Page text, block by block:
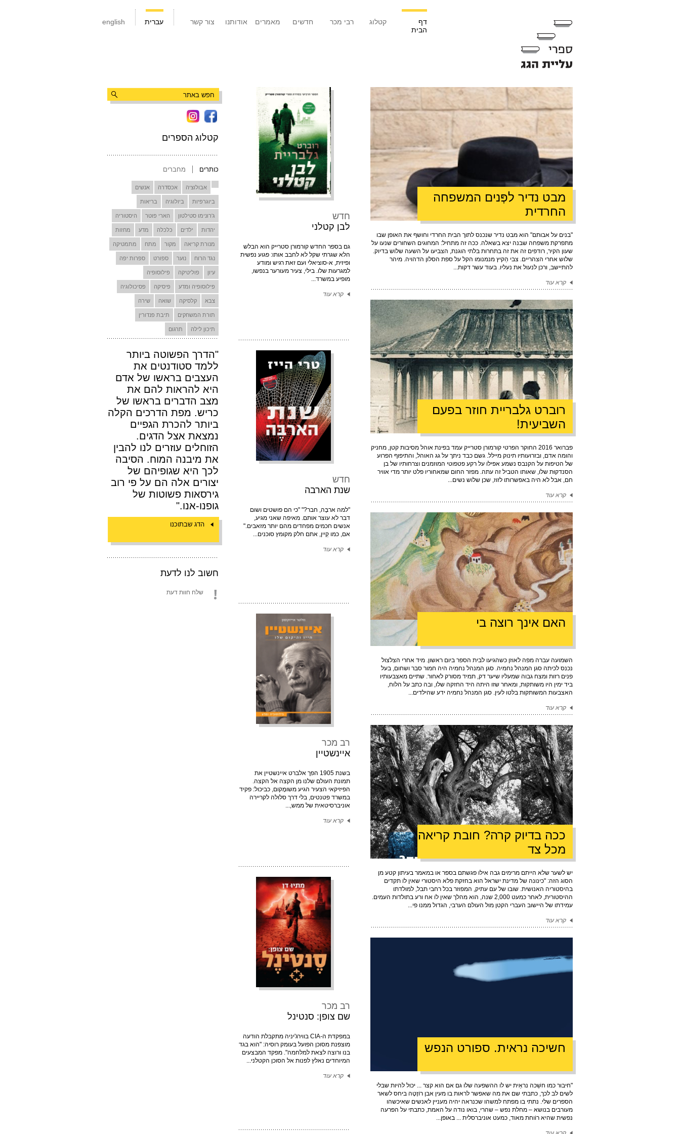
english עברית צור קשר אודותנו מאמרים חדשים רבי מכר קטלוג
דף
הבית
קטלוג הספרים
כותרים מחברים
אבולוציה אכסדרה אנשים
ביוגרפיות ביולוגיה בריאות
ג'רונימו סטילטון הארי פוטר היסטוריה
יהדות ילדים כלכלה מדע מחזות
מנורת קריאה מקור מתח מתמטיקה
נגד הרוח נוער ספורט ספרות יפה
עיון פוליטיקה פילוסופיה
פילוסופיה ומדע פיסיקה פסיכולוגיה
צבא קלסיקה שואה שירה
תורת המשחקים תיבת פנדורין
תיכון לילה תרגום
"הדרך הפשוטה ביותר
ללמד סטודנטים את
העצבים בראשו של אדם
היא להראות להם את
מצב הדברים בראשו של
כריש. מפת הדרכים הקלה
ביותר להכרת הגפיים
נמצאת אצל הדגים.
הזוחלים עוזרים לנו להבין
את מיבנה המוח. הסיבה
לכך היא שגופיהם של
יצורים אלה הם על פי רוב
גירסאות פשוטות של
גופנו-אנו."
הדג שבתוכנו
חשוב לנו לדעת
שלח חוות דעת
חדש
לבן קטלני
גם בספר החדש קורמורן סטרייק הוא הבלש
הלא שגרתי שקל לא לחבב אותו: פגוע נפשית
ופיזית, א-סוציאלי ועם זאת רגיש ומודע
למגרעות שלו. בילי, צעיר מעורער בנפשו,
מופיע במשרד...
קרא עוד
חדש
שנת הארבה
"למה ארבֶּה, חבר?" "כי הם פושטים ושום
דבר לא עוצר אותם. מאיפה שאני מגיע,
אנשים חכמים מפחדים מהם יותר מזאבים."
אם, כמו קֵיין, אתם חלק מקומץ סוכנים...
קרא עוד
רב מכר
איינשטיין
בשנת 1905 הפך אלברט איינשטיין את
תמונת העולם שלנו מן הקצה אל הקצה.
הפיזיקאי הצעיר הגיע משומָקום, כביכול: פקיד
במשרד פטנטים, בלי דרך סלולה לקריירה
אוניברסיטאית של ממש,...
קרא עוד
רב מכר
שם צופן: סנטינל
במפקדת ה-CIA בווירג'יניה מתקבלת הודעה
מוצפנת מסוכן הפועל בעומק רוסיה: "הוא בגד
בנו ורוצה לצאת למלחמה". מפקד המבצעים
המיוחדים נאלץ לפנות אל הסוכן הקטלני...
קרא עוד
מבט נדיר לפְּנים המשפחה
החרדית
"בנים על אבותם" הוא מבט נדיר שנכנס לתוך הבית החרדי וחושף את האופן שבו
מתפרקת משפחה שבנה יצא בשאלה. ככה זה מתחיל: המחוגים השחורים שנעו על
שעון הקיר, רודפים זה את זה בתחרות בלתי הוגנת, הצביעו על השעה שלוש בדיוק.
שלוש אחרי הצהריים. צבי הֵקיץ מנמנומו הקל על ספת הסלון הדהויה. מיהר
להתיישב, ורכן לנעול את נעליו. בעוד עשר דקות...
קרא עוד
רוברט גלבריית חוזר בפעם
השביעית!
פברואר 2016 החוקר הפרטי קורמורן סטרייק עמד בפינת אוהל מסיבות קטן, מחניק
והומה אדם, ובזרועותיו תינוק מיילל. גשם כבד ניתך על גג האוהל, והתיפוף הפרוע
של הטיפות על הקנבס נשמע אפילו על רקע פטפוטי המוזמנים וצרחותיו של בן
הסנדקוּת שלו, שאותו הטביל זה עתה. מפזר החום שמאחוריו פלט יותר מדי אוויר
חם, אבל לא היה באפשרותו לזוז, שכן שלוש נשים...
קרא עוד
האם אינך רוצה בי
השמועה עברה מפה לאוזן כשהגיעו לבית הספר ביום ראשון. מיד אחרי הצלצול
נכנס לכיתה סגן המנהל נחמיה. סגן המנהל נחמיה היה חמור סבר ושחום, בעל
פנים רזות ומצח גבוה שמעליו שיער דק, תמיד מסורק לאחור. שתיים מאצבעותיו
ביד ימין היו משותקות, ומאחר שזו היתה היד החזקה שלו, ובה כתב על הלוח,
האצבעות המשותקות בלטו לעין. סגן המנהל נחמיה ידע שהילדים...
קרא עוד
ככה בדיוק קרה? חובת קריאה
מכל צד
יש לשער שלא הייתם מרימים גבה אילו פגשתם בספר או במאמר בעיתון קטע מן
הסוג הזה: "כינונה של מדינת ישראל הוא בחזקת פלא היסטורי שאין לו תקדים
בהיסטוריה האנושית. שובו של עם עתיק, המפוזר בכל רחבי תבל, למולדתו
ההיסטורית, לאחר כמעט 2,000 שנה, הוא מהלך שאין לו אח ורע בתולדות העמים.
עמידתו של היישוב העברי הקטן מול העולם הערבי, הגדול ממנו פי...
קרא עוד
חשיכה נראית. ספורט הנפש
"חיבור כמו חשֵׁכה נראֵית יש לו ההשפעה שלו גם אם הוא קצר ... יכול להיות שבלי
לשים לב לכך, כתבתי שם את מה שאפשר לראות בו מעין אבן רוֹזֶטָה ביחס לשאר
הספרים שלי. נתתי בו מפתח למשהו שכנראה יהיה מעניין לאנשים שאיכשהו
מעורבים בנושא – מחלת נפש – שהרי, בואו נודה על האמת, כתבתי על הפרעה
נפשית שהיא רוֹוחת מאוד, כמעט אוניברסלית ... באופן...